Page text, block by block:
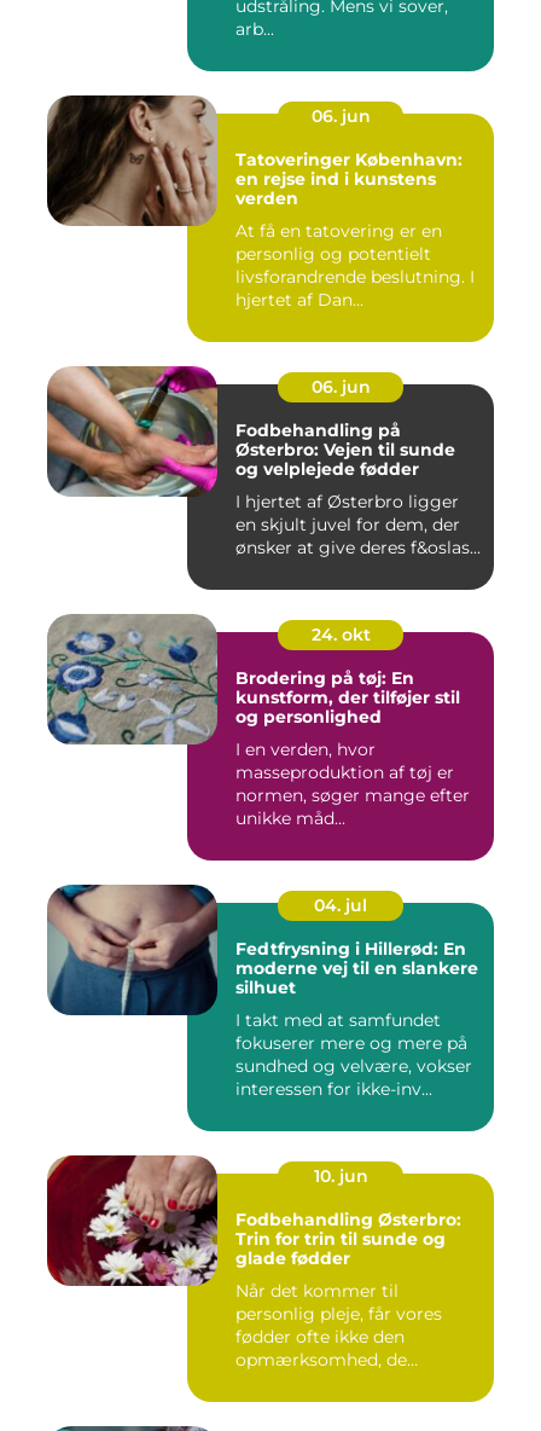
udstråling. Mens vi sover,
arb...
06. jun
Tatoveringer København:
en rejse ind i kunstens
verden
At få en tatovering er en
personlig og potentielt
livsforandrende beslutning. I
hjertet af Dan...
06. jun
Fodbehandling på
Østerbro: Vejen til sunde
og velplejede fødder
I hjertet af Østerbro ligger
en skjult juvel for dem, der
ønsker at give deres f&oslas...
24. okt
Brodering på tøj: En
kunstform, der tilføjer stil
og personlighed
I en verden, hvor
masseproduktion af tøj er
normen, søger mange efter
unikke måd...
04. jul
Fedtfrysning i Hillerød: En
moderne vej til en slankere
silhuet
I takt med at samfundet
fokuserer mere og mere på
sundhed og velvære, vokser
interessen for ikke-inv...
10. jun
Fodbehandling Østerbro:
Trin for trin til sunde og
glade fødder
Når det kommer til
personlig pleje, får vores
fødder ofte ikke den
opmærksomhed, de